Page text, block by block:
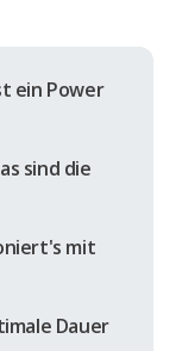
ein Power
sind die
mit
Dauer